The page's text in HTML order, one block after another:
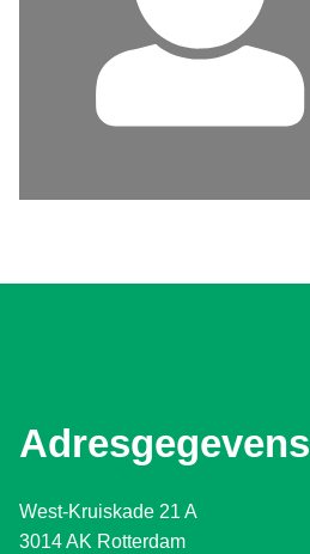
Adresgegevens
West-Kruiskade 21 A
3014 AK Rotterdam